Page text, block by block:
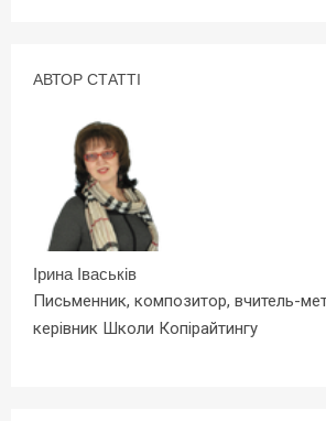
АВТОР СТАТТІ
Ірина Іваськів
Письменник, композитор, вчитель-
керівник Школи Копірайтингу